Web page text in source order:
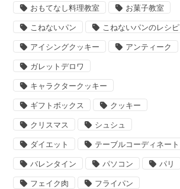
おもてなし料理教室 お菓子教室
こねないパン こねないパンのレシピ
アイシングクッキー アンティーク
ガレットデロワ
キャラクタークッキー
ギフトボックス クッキー
クリスマス シュシュ
ダイエット テーブルコーディネート
バレンタイン パソコン パリ
フェイク肉 フライパン